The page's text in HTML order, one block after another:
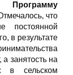
Программу
что
постоянной
в результате
занятость на
в сельском